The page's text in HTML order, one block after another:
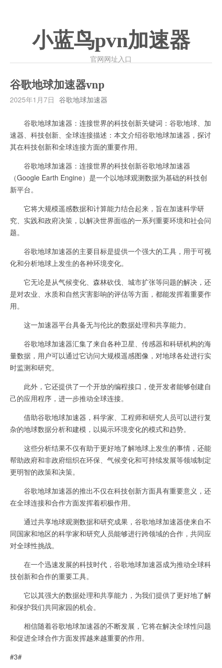
小蓝鸟pvn加速器
官网网址入口
谷歌地球加速器vnp
2025年1月7日 谷歌地球加速器
谷歌地球加速器：连接世界的科技创新关键词：谷歌地球、加
速器、科技创新、全球连接描述：本文介绍谷歌地球加速器，探讨
其在科技创新和全球连接方面的重要作用。
谷歌地球加速器：连接世界的科技创新谷歌地球加速器
（Google Earth Engine）是一个以地球观测数据为基础的科技创
新平台。
它将大规模遥感数据和计算能力结合起来，旨在加速科学研
究、实践和政府决策，以解决世界面临的一系列重要环境和社会问
题。
谷歌地球加速器的主要目标是提供一个强大的工具，用于可视
化和分析地球上发生的各种环境变化。
它无论是从气候变化、森林砍伐、城市扩张等问题的解决，还
是对农业、水质和自然灾害影响的评估等方面，都能发挥着重要作
用。
这一加速器平台具备无与伦比的数据处理和共享能力。
谷歌地球加速器汇集了来自各种卫星、传感器和科研机构的海
量数据，用户可以通过它访问大规模遥感图像，对地球各处进行实
时监测和研究。
此外，它还提供了一个开放的编程接口，使开发者能够创建自
己的应用程序，进一步推动全球连接。
借助谷歌地球加速器，科学家、工程师和研究人员可以进行复
杂的地球数据分析和建模，以揭示环境变化的模式和趋势。
这些分析结果不仅有助于更好地了解地球上发生的事情，还能
帮助政府和非政府组织在环保、气候变化和可持续发展等领域制定
更明智的政策和决策。
谷歌地球加速器的推出不仅在科技创新方面具有重要意义，还
在全球连接和合作方面发挥着积极作用。
通过共享地球观测数据和研究成果，谷歌地球加速器使来自不
同国家和地区的科学家和研究人员能够进行跨领域的合作，共同应
对全球性挑战。
在一个迅速发展的科技时代，谷歌地球加速器成为推动全球科
技创新和合作的重要工具。
它以其强大的数据处理和共享能力，为我们提供了更好地了解
和保护我们共同家园的机会。
相信随着谷歌地球加速器的不断发展，它将在解决全球性问题
和促进全球合作方面发挥越来越重要的作用。
#3#